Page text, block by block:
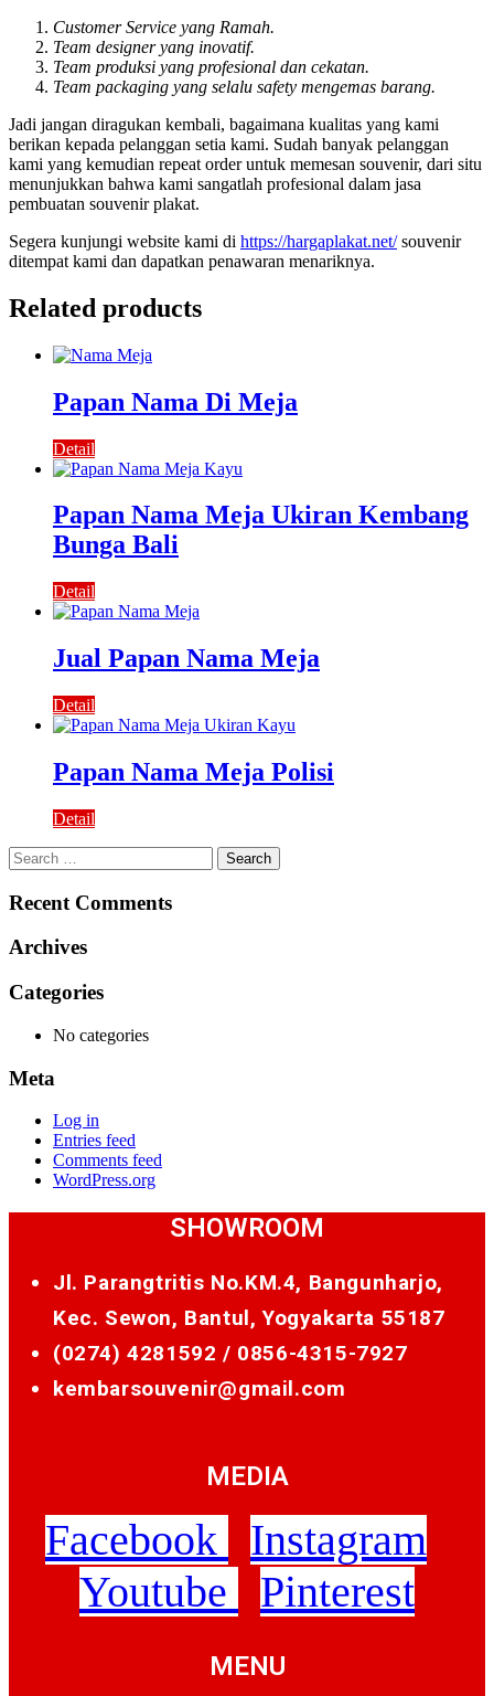
Customer Service yang Ramah.
Team designer yang inovatif.
Team produksi yang profesional dan cekatan.
Team packaging yang selalu safety mengemas barang.
Jadi jangan diragukan kembali, bagaimana kualitas yang kami
berikan kepada pelanggan setia kami. Sudah banyak pelanggan
kami yang kemudian repeat order untuk memesan souvenir, dari situ
menunjukkan bahwa kami sangatlah profesional dalam jasa
pembuatan souvenir plakat.
Segera kunjungi website kami di https://hargaplakat.net/souvenir
ditempat kami dan dapatkan penawaran menariknya.
Related products
Papan Nama Di Meja
Detail
Papan Nama Meja Ukiran Kembang
Bunga Bali
Detail
Jual Papan Nama Meja
Detail
Papan Nama Meja Polisi
Detail
Search
for:
Recent Comments
Archives
Categories
No categories
Meta
Log in
Entries feed
Comments feed
WordPress.org
SHOWROOM
Jl. Parangtritis No.KM.4, Bangunharjo,
Kec. Sewon, Bantul, Yogyakarta 55187
(0274) 4281592 / 0856-4315-7927
kembarsouvenir@gmail.com
MEDIA
Facebook
Instagram
Youtube
Pinterest
MENU